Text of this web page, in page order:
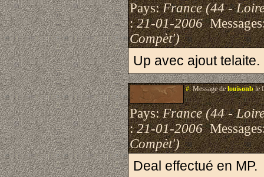
Pays:France (44 -
:21-01-2006
Compèt')
Up avec ajout telaite.
#.Message delouisonble
Pays:France (44 -
:21-01-2006
Compèt')
Deal effectué en MP.